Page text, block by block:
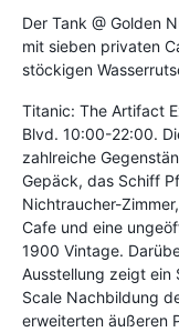
Der Tank @ Golden
mit sieben privaten
stöckigen
Titanic: The Artifact
Blvd. 10:00-22:00.
zahlreiche
Gepäck, das Schiff
Nichtraucher-
Cafe und eine
1900 Vintage.
Ausstellung zeigt ein
Scale Nachbildung
erweiterten äußeren